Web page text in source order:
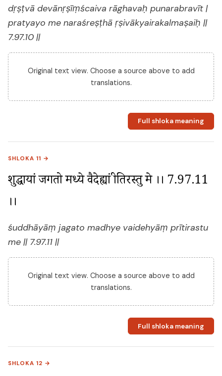
dṛṣṭvā devānṛṣīṃścaiva rāghavaḥ punarabravīt |
pratyayo me naraśreṣṭhā ṛṣivākyairakalmaṣaiḥ ||
7.97.10 ||
Original text view. Choose a source above to add
translations.
Full shloka meaning
SHLOKA 11 →
शुद्धायां जगतो मध्ये वैदेह्यां प्रीतिरस्तु मे ।। 7.97.11
।।
śuddhāyāṃ jagato madhye vaidehyāṃ prītirastu
me || 7.97.11 ||
Original text view. Choose a source above to add
translations.
Full shloka meaning
SHLOKA 12 →